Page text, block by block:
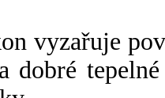
vyzařuje
dobré